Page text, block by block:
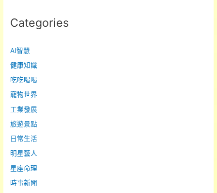
Categories
AI智慧
健康知識
吃吃喝喝
寵物世界
工業發展
旅遊景點
日常生活
明星藝人
星座命理
時事新聞